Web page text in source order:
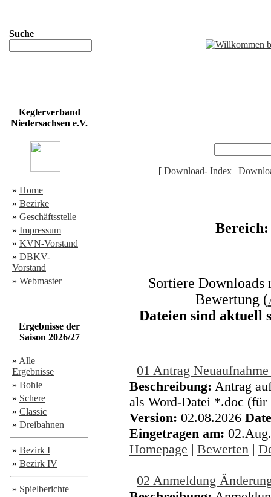
Suche
Keglerverband
Niedersachsen e.V.
» Home
» Bezirke
» Geschäftsstelle
» Impressum
» KVN-Vorstand
» DBKV-
Vorstand
» Webmaster
Ergebnisse der
Saison 2026/27
» Alle
Ergebnisse
» Bohle
» Schere
» Classic
» Dreibahnen
» Bezirk I
» Bezirk IV
» Spielberichte
[ Download- Index |
Sortiere Downloads
Bewertung (
Dateien sind aktuell
01 Antrag
Beschreibung: Antrag
als Word-Datei *.doc
Version: 02.08.2026
Eingetragen am:
Homepage | Bewerten |
02 Anmeldung